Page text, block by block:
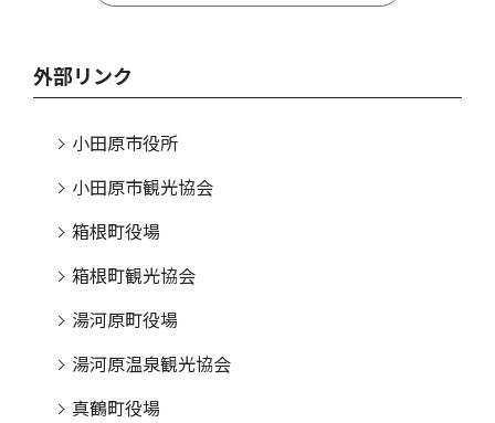
外部リンク
小田原市役所
小田原市観光協会
箱根町役場
箱根町観光協会
湯河原町役場
湯河原温泉観光協会
真鶴町役場